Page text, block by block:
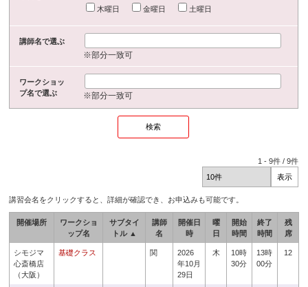
木曜日
金曜日 土曜日
講師名で選ぶ
※部分一致可
ワークショッ
プ名で選ぶ
※部分一致可
1 -9件 /9件
講習会名をクリックすると、詳細が確認でき、お申込みも可能です。
開催場所
ワークショ
ップ名
サブタイ
トル ▲
講師
名
開催日
時
曜
日
開始
時間
終了
時間
残
席
シモジマ
心斎橋店
（大阪）
基礎クラス 関
2026
年10月
29日
木
10時
30分
13時
00分
12